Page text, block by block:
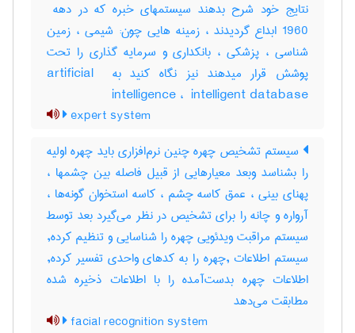
1960 ابداع گردیدند ، زمینه هایی چون: شیمی ، زمین
شناسی ، پزشکی ، بانکداری و سرمایه گذاری را تحت
پوشش قرار میدهند نیز نگاه کنید به ‎artificial ‎
intelligence ، ‎ intelligent database
expert system
سیستم تشخیص چهره چنین نرم‌افزاری باید چهره اولیه
را بشناسد وبعد معیارهایی از قبیل فاصله بین چشمها ،
پهنای بینی ، عمق کاسه چشم ، کاسه استخوان گونه‌ها ،
آرواره و چانه را برای تشخیص در نظر می‌گیرد بعد توسط
سیستم مراقبت ویدئویی چهره را شناسایی و تنظیم کرده,
سیستم اطلاعات ,چهره را به کدهای واحدی تفسیر کرده,
اطلاعات چهره بدست‌آمده را با اطلاعات ذخیره شده
مطابقت می‌دهد
facial recognition system